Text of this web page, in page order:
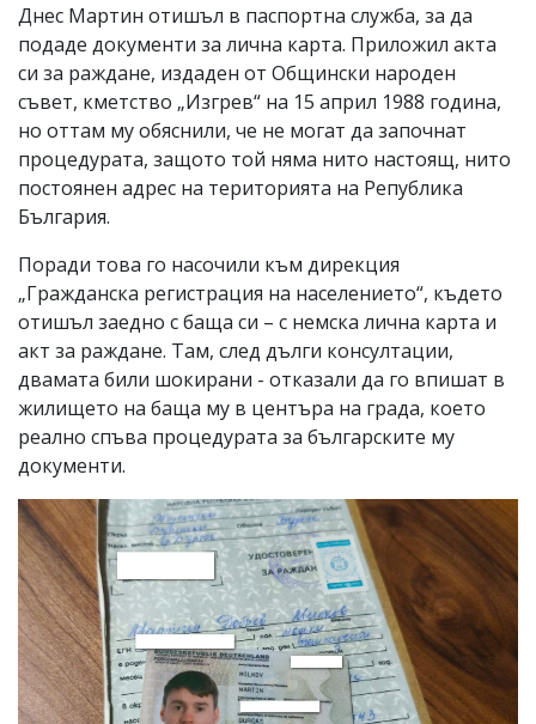
Днес Мартин отишъл в паспортна служба, за да
подаде документи за лична карта. Приложил акта
си за раждане, издаден от Общински народен
съвет, кметство „Изгрев“ на 15 април 1988 година,
но оттам му обяснили, че не могат да започнат
процедурата, защото той няма нито настоящ, нито
постоянен адрес на територията на Република
България.
Поради това го насочили към дирекция
„Гражданска регистрация на населението“, където
отишъл заедно с баща си – с немска лична карта и
акт за раждане. Там, след дълги консултации,
двамата били шокирани - отказали да го впишат в
жилището на баща му в центъра на града, което
реално спъва процедурата за българските му
документи.